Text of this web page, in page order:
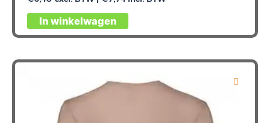
In winkelwagen